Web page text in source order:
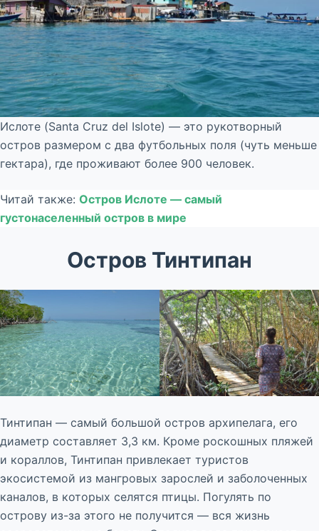
Ислоте (Santa Cruz del Islote) — это рукотворный
остров размером с два футбольных поля (чуть меньше
гектара), где проживают более 900 человек.
Читай также: Остров Ислоте — самый
густонаселенный остров в мире
Остров Тинтипан
Тинтипан — самый большой остров архипелага, его
диаметр составляет 3,3 км. Кроме роскошных пляжей
и кораллов, Тинтипан привлекает туристов
экосистемой из мангровых зарослей и заболоченных
каналов, в которых селятся птицы. Погулять по
острову из-за этого не получится — вся жизнь